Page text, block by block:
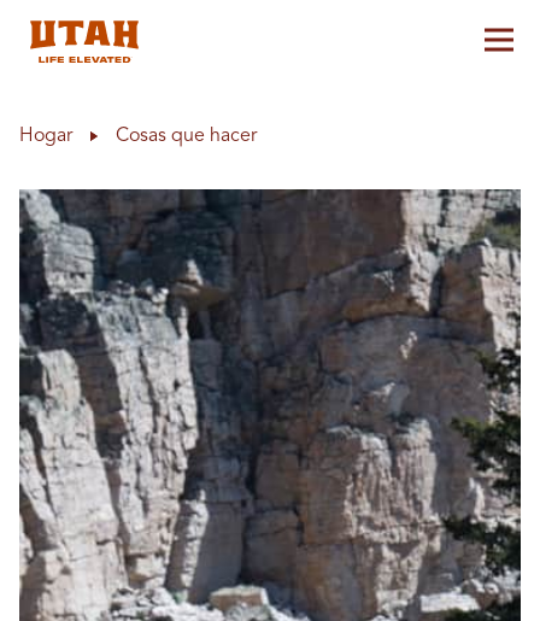
Hogar Cosas que hacer